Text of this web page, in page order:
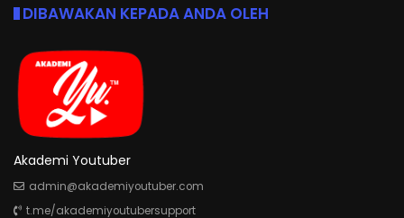
DIBAWAKAN KEPADA ANDA OLEH
Akademi Youtuber
admin@akademiyoutuber.com
t.me/akademiyoutubersupport